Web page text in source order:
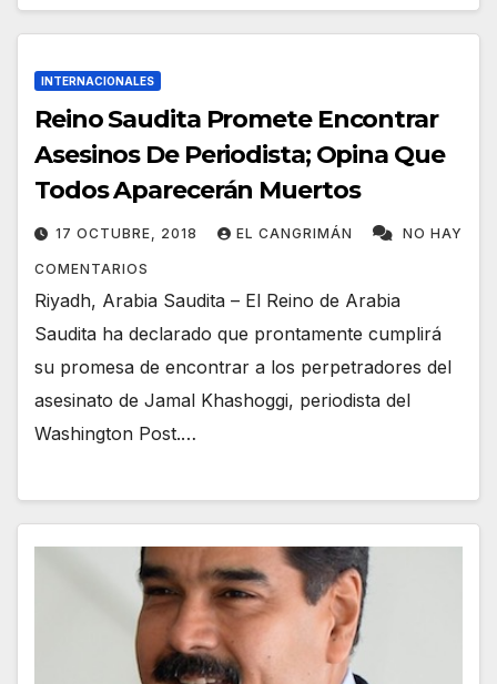
INTERNACIONALES
Reino Saudita Promete Encontrar
Asesinos De Periodista; Opina Que
Todos Aparecerán Muertos
17 OCTUBRE, 2018 EL CANGRIMÁN NO HAY
COMENTARIOS
Riyadh, Arabia Saudita – El Reino de Arabia
Saudita ha declarado que prontamente cumplirá
su promesa de encontrar a los perpetradores del
asesinato de Jamal Khashoggi, periodista del
Washington Post.…